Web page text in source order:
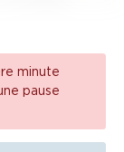
minute
pause